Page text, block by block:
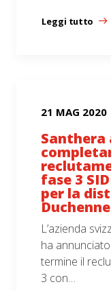
Leggi tutto
21 MAG 2020
Santhera
fase 3
per la
Duchenne
L’azienda
ha
termine il
3 con…